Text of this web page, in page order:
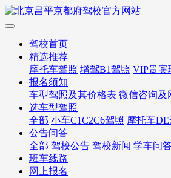
驾校首页
精选推荐
摩托车驾照 增驾B1驾照 VIP贵宾
报名须知
车型驾照及其价格表 微信咨询及
选车型驾照
全部 小车C1C2C6驾照 摩托车
公告问答
全部 驾校公告 驾校新闻 学车问
班车线路
网上报名